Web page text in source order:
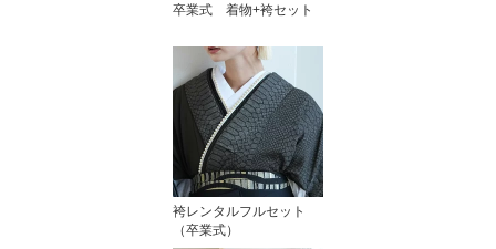
卒業式 着物+袴セット
袴レンタルフルセット
（卒業式）